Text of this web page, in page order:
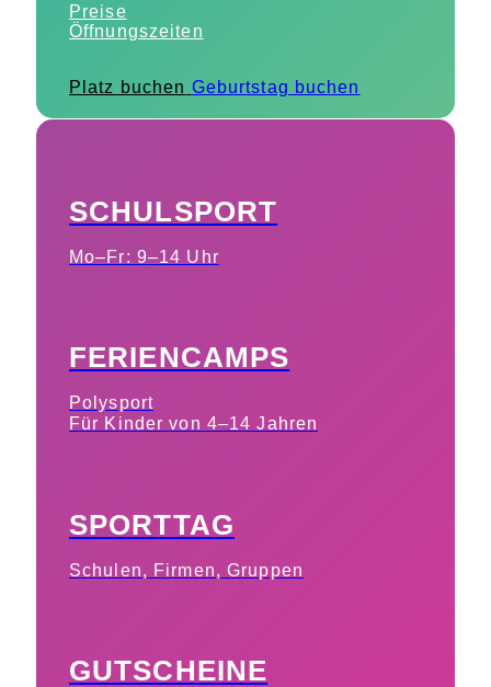
Preise
Öffnungszeiten
Platz buchen Geburtstag buchen
SCHULSPORT
Mo–Fr: 9–14 Uhr
FERIENCAMPS
Polysport
Für Kinder von 4–14 Jahren
SPORTTAG
Schulen, Firmen, Gruppen
GUTSCHEINE